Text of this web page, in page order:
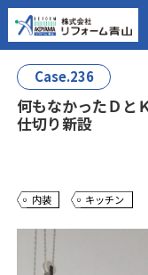
Case.236
何もなかったＤと
仕切り新設
内装 キッチン